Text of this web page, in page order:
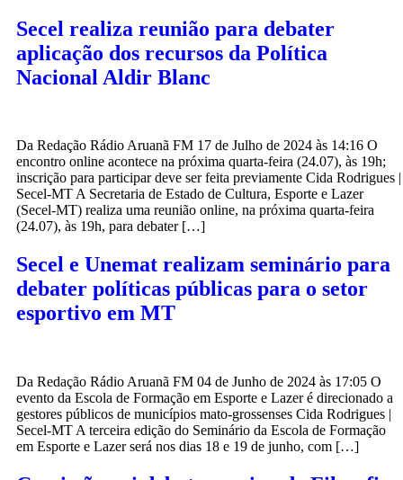
Secel realiza reunião para debater
aplicação dos recursos da Política
Nacional Aldir Blanc
Da Redação Rádio Aruanã FM 17 de Julho de 2024 às 14:16 O
encontro online acontece na próxima quarta-feira (24.07), às 19h;
inscrição para participar deve ser feita previamente Cida Rodrigues |
Secel-MT A Secretaria de Estado de Cultura, Esporte e Lazer
(Secel-MT) realiza uma reunião online, na próxima quarta-feira
(24.07), às 19h, para debater […]
Secel e Unemat realizam seminário para
debater políticas públicas para o setor
esportivo em MT
Da Redação Rádio Aruanã FM 04 de Junho de 2024 às 17:05 O
evento da Escola de Formação em Esporte e Lazer é direcionado a
gestores públicos de municípios mato-grossenses Cida Rodrigues |
Secel-MT A terceira edição do Seminário da Escola de Formação
em Esporte e Lazer será nos dias 18 e 19 de junho, com […]